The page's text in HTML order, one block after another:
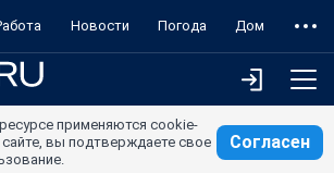
Новости Погода Дом
применяются cookie-
вы подтверждаете свое
Согласен